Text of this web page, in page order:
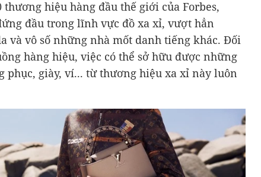
thương hiệu hàng đầu thế giới của Forbes,
đầu trong lĩnh vực đồ xa xỉ, vượt hẳn
và vô số những nhà mốt danh tiếng khác. Đối
hàng hiệu, việc có thể sở hữu được những
phục, giày, ví... từ thương hiệu xa xỉ này luôn